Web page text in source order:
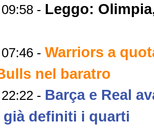
- Leggo:
- Warriors a
nel baratro
- Barça e Real
già definiti i quarti